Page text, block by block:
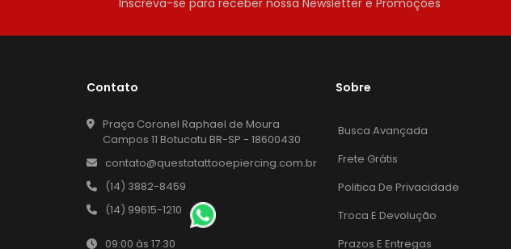
Inscreva-se para receber nossa Newsletter e Promoções
Contato
Praça Coronel Raphael de Moura
Campos 11 Botucatu BR-SP - 18600430
contato@questatattooepiercing.com.br
(14) 3882-8459
(14) 99615-1210
09:00 às 17:30
Sobre
Busca Avançada
Frete Grátis
Politica De Privacidade
Troca E Devolução
Prazos E Entregas